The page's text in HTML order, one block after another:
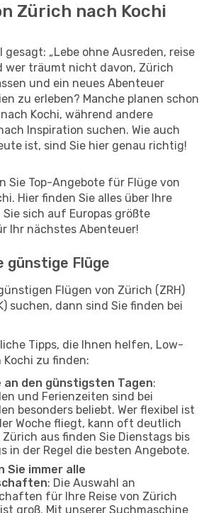
Zürich nach Kochi
„Lebe ohne Ausreden, reise
wer träumt nicht davon, Zürich
und ein neues Abenteuer
zu erleben? Manche planen schon
Kochi, während andere
Inspiration suchen. Wie auch
ist, sind Sie hier genau richtig!
Sie Top-Angebote für Flüge von
Hier finden Sie alles über Ihre
Sie sich auf Europas größte
Ihr nächstes Abenteuer!
günstige Flüge
Flügen von Zürich (ZRH)
suchen, dann sind Sie finden bei
Tipps, die Ihnen helfen, Low-
zu finden:
an den günstigsten Tagen:
und Ferienzeiten sind bei
besonders beliebt. Wer flexibel ist
Woche fliegt, kann oft deutlich
Zürich aus finden Sie Dienstags bis
in der Regel die besten Angebote.
Sie immer alle
: Die Auswahl an
für Ihre Reise von Zürich
groß. Mit unserer Suchmaschine